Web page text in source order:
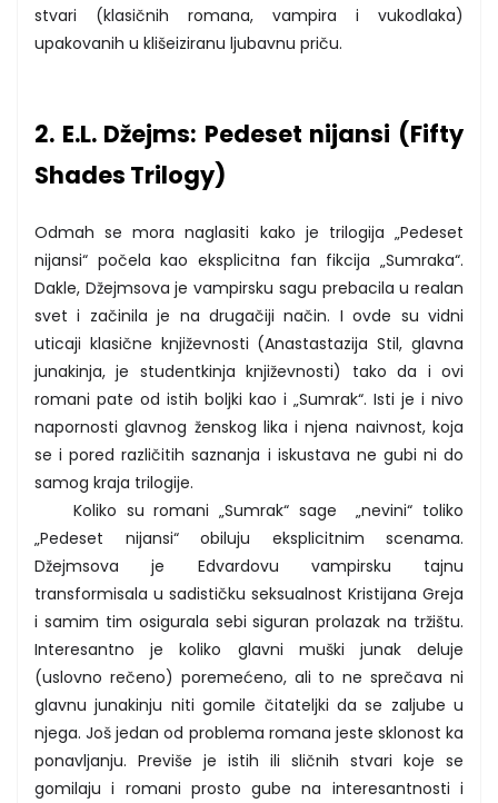
stvari (klasičnih romana, vampira i vukodlaka)
upakovanih u klišeiziranu ljubavnu priču.
2. E.L. Džejms: Pedeset nijansi (Fifty
Shades Trilogy)
Odmah se mora naglasiti kako je trilogija „Pedeset
nijansi“ počela kao eksplicitna fan fikcija „Sumraka“.
Dakle, Džejmsova je vampirsku sagu prebacila u realan
svet i začinila je na drugačiji način. I ovde su vidni
uticaji klasične književnosti (Anastastazija Stil, glavna
junakinja, je studentkinja književnosti) tako da i ovi
romani pate od istih boljki kao i „Sumrak“. Isti je i nivo
napornosti glavnog ženskog lika i njena naivnost, koja
se i pored različitih saznanja i iskustava ne gubi ni do
samog kraja trilogije.
Koliko su romani „Sumrak“ sage „nevini“ toliko
„Pedeset nijansi“ obiluju eksplicitnim scenama.
Džejmsova je Edvardovu vampirsku tajnu
transformisala u sadističku seksualnost Kristijana Greja
i samim tim osigurala sebi siguran prolazak na tržištu.
Interesantno je koliko glavni muški junak deluje
(uslovno rečeno) poremećeno, ali to ne sprečava ni
glavnu junakinju niti gomile čitateljki da se zaljube u
njega. Još jedan od problema romana jeste sklonost ka
ponavljanju. Previše je istih ili sličnih stvari koje se
gomilaju i romani prosto gube na interesantnosti i